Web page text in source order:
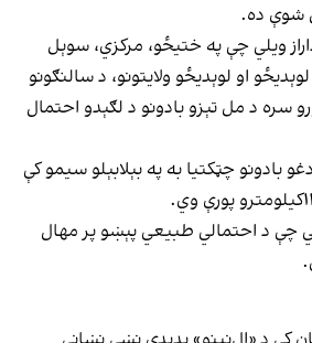
ویلي چې په ختیځو، مرکزي، سوېل
او لوېدیځو ولایتونو، د سالنګونو
سره د مل تېزو بادونو د لګېدو احتمال
بادونو چټکتیا به په بېلابېلو سیمو کې
چې د احتمالي طبیعي پېښو پر مهال